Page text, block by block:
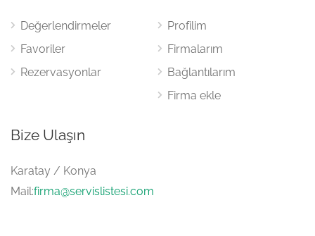
Değerlendirmeler
Favoriler
Rezervasyonlar
Profilim
Firmalarım
Bağlantılarım
Firma ekle
Bize Ulaşın
Karatay / Konya
Mail:firma@servislistesi.com